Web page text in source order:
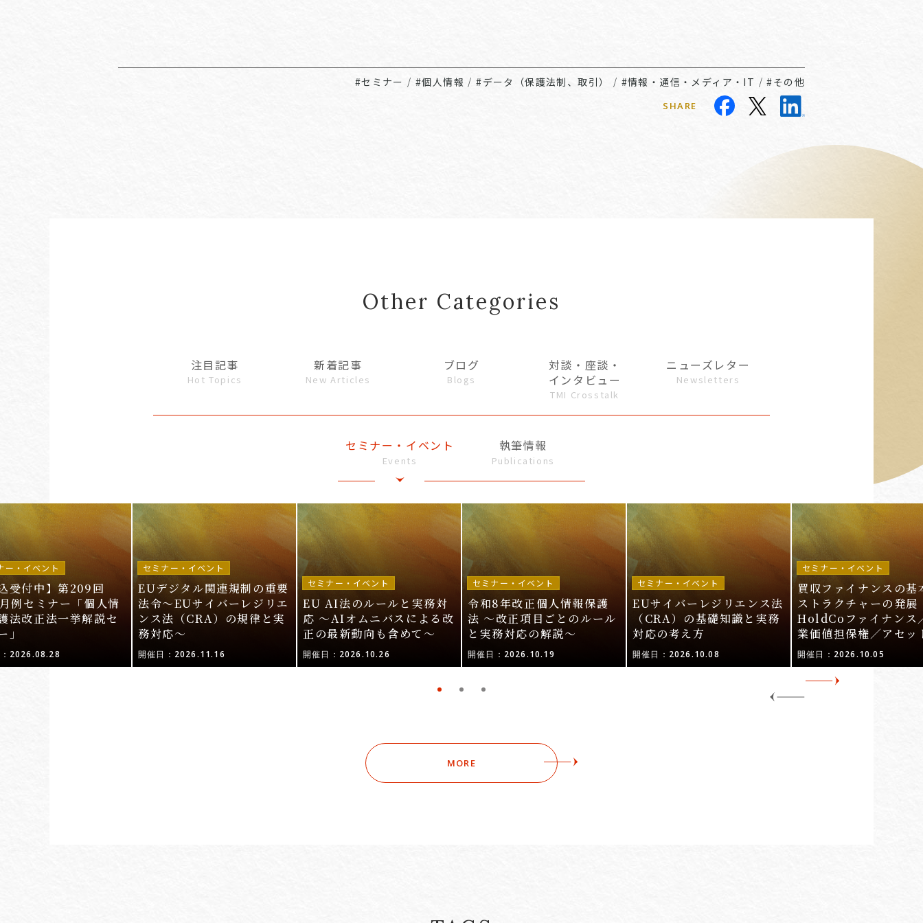
#セミナー / #個人情報 /#データ（保護法制、取引） / #情報・通信・メディア・IT /#その他
SHARE
Other Categories
注目記事
Hot Topics
新着記事
New Articles
ブログ
Blogs
対談・座談・
インタビュー
TMI Crosstalk
ニューズレター
Newsletters
セミナー・イベント
Events
執筆情報
Publications
ー・イベント
受付中】第209回
例セミナー「個人情
法改正法一挙解説セ
」
2026.08.28
セミナー・イベント
EUデジタル関連規制の重要
法令〜EUサイバーレジリエ
ンス法（CRA）の規律と実
務対応〜
開催日：2026.11.16
セミナー・イベント
EU AI法のルールと実務対
応 〜AIオムニバスによる改
正の最新動向も含めて〜
開催日：2026.10.26
セミナー・イベント
令和8年改正個人情報保護
法 〜改正項目ごとのルール
と実務対応の解説〜
開催日：2026.10.19
セミナー・イベント
EUサイバーレジリエンス法
（CRA）の基礎知識と実務
対応の考え方
開催日：2026.10.08
セミナー・イベント
買収ファイナンスの基
ストラクチャーの発展
HoldCoファイナンス
業価値担保権／アセッ
活用〜
開催日：2026.10.05
MORE